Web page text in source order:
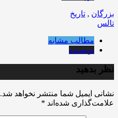
بزرگان , تاریخ
تالس
مطالب مشابه
نویسنده
نظر بدهید
نشانی ایمیل شما منتشر نخواهد شد.
علامت‌گذاری شده‌اند *